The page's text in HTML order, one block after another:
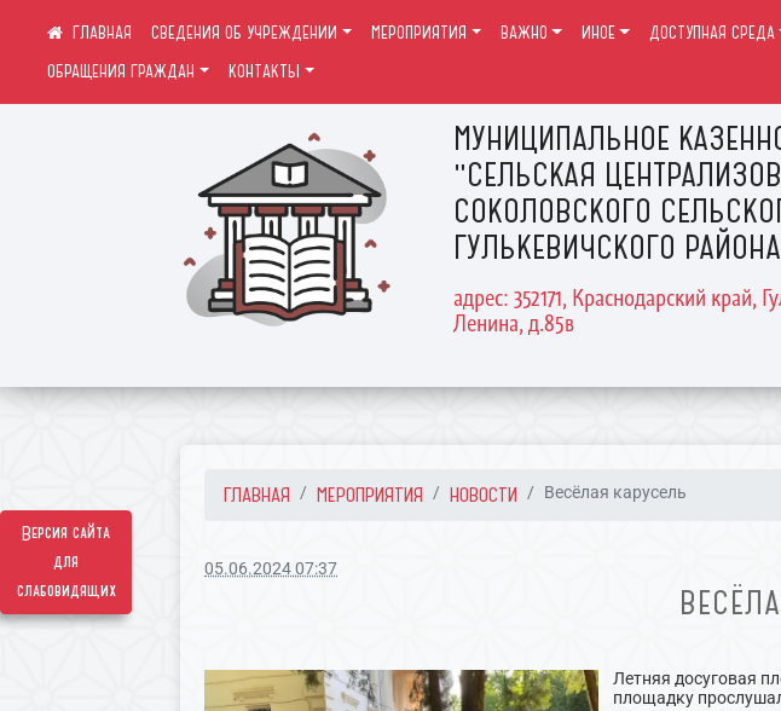
Версия сайта
для
слабовидящих
МУНИЦИПАЛЬНОЕ
"СЕЛЬСКАЯ
СОКОЛОВСКОГО
ГУЛЬКЕВИЧСКОГО РАЙОНА
адрес: 352171, Краснодарский край,
Ленина, д.85в
СВЕДЕНИЯ ОБ УЧРЕЖДЕНИИ МЕРОПРИЯТИЯ ВАЖНО ИНОЕ ДОСТУПНАЯ СРЕДА
ОБРАЩЕНИЯ ГРАЖДАН
КОНТАКТЫ
ГЛАВНАЯ МЕРОПРИЯТИЯ НОВОСТИ Весëлая карусель
05.06.2024 07:37
Летняя досуговая
площадку